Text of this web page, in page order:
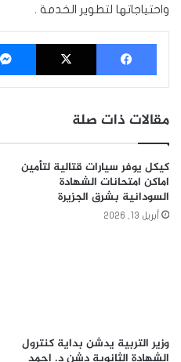
واحتياجاتها لتطوير الخدمة .
فيسبوك ‫X
مقالات ذات صلة
كيكل يوفر سيارات قتالية لتأمين
اماكن امتحانات الشهادة
السودانية بشرق الجزيرة
أبريل 13, 2026
وزير التربية يدشن بداية كنترول